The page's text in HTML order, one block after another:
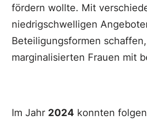
fördern wollte. Mit
niedrigschwelligen
Beteiligungsformen
marginalisierten Frauen mit
Im Jahr 2024 konnten